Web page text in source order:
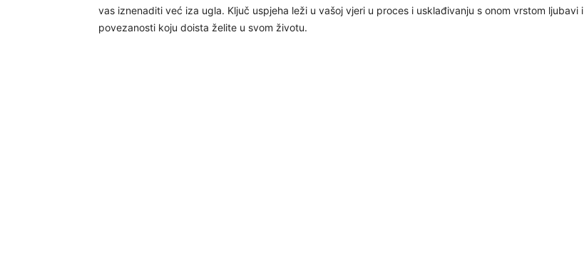
vas iznenaditi već iza ugla. Ključ uspjeha leži u vašoj vjeri u proces i usklađivanju s onom vrstom ljubavi i
povezanosti koju doista želite u svom životu.